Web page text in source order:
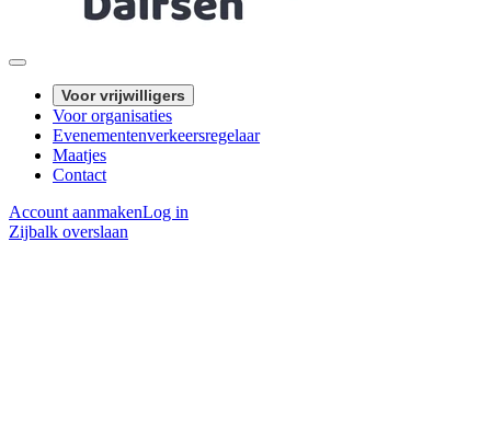
Voor vrijwilligers
Voor organisaties
Evenementenverkeersregelaar
Maatjes
Contact
Account aanmakenLog in
Zijbalk overslaan